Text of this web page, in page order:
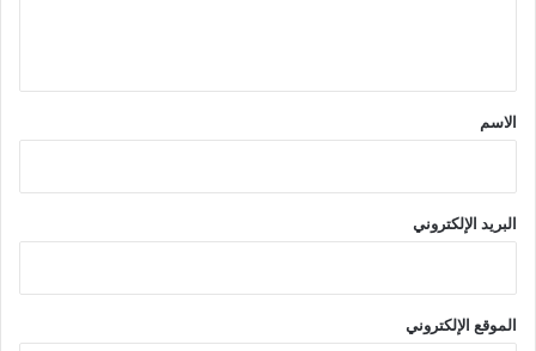
*
الاسم
البريد الإلكتروني
الموقع الإلكتروني